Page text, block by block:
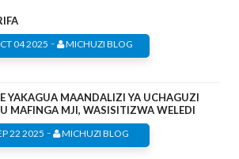
04 2025 - MICHUZI BLOG
YAKAGUA MAANDALIZI YA UCHAGUZI
MAFINGA MJI, WASISITIZWA WELEDI
22 2025 - MICHUZI BLOG